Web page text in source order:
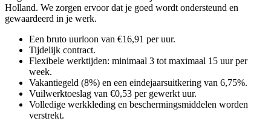
Holland. We zorgen ervoor dat je goed wordt ondersteund en
gewaardeerd in je werk.
Een bruto uurloon van €16,91 per uur.
Tijdelijk contract.
Flexibele werktijden: minimaal 3 tot maximaal 15 uur per
week.
Vakantiegeld (8%) en een eindejaarsuitkering van 6,75%.
Vuilwerktoeslag van €0,53 per gewerkt uur.
Volledige werkkleding en beschermingsmiddelen worden
verstrekt.